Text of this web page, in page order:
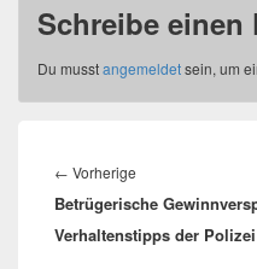
Schreibe einen
Du musstangemeldetsein, um
← Vorherige
Beitrag:
Betrügerische
Verhaltenstipps der Polizei